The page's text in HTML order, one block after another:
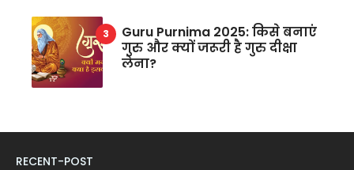
Guru Purnima 2025: किसे बनाएं
गुरु और क्यों जरूरी है गुरु दीक्षा
लेना?
RECENT-POST